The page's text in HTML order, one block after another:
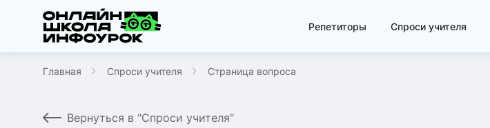
Репетиторы Спроси учителя
Главная Спроси учителя Страница вопроса
Вернуться в "Спроси учителя"